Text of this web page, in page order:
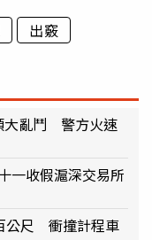
出竅
大亂鬥 警方火速
一收假滬深交易所
公尺 衝撞計程車